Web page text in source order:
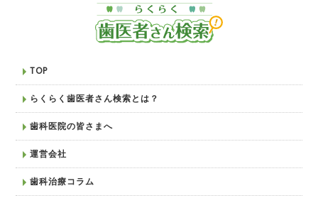
TOP
らくらく歯医者さん検索とは？
歯科医院の皆さまへ
運営会社
歯科治療コラム